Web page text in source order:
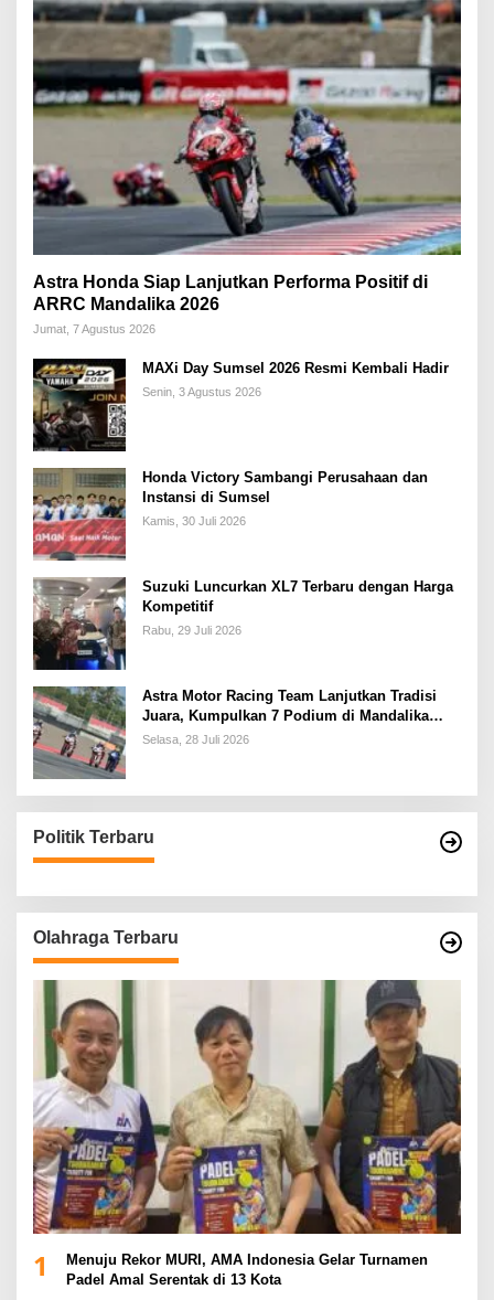
Astra Honda Siap Lanjutkan Performa Positif di
ARRC Mandalika 2026
Jumat, 7 Agustus 2026
MAXi Day Sumsel 2026 Resmi Kembali Hadir
Senin, 3 Agustus 2026
Honda Victory Sambangi Perusahaan dan
Instansi di Sumsel
Kamis, 30 Juli 2026
Suzuki Luncurkan XL7 Terbaru dengan Harga
Kompetitif
Rabu, 29 Juli 2026
Astra Motor Racing Team Lanjutkan Tradisi
Juara, Kumpulkan 7 Podium di Mandalika
Racing Series Putaran ke 3
Selasa, 28 Juli 2026
Politik Terbaru
Olahraga Terbaru
1
Menuju Rekor MURI, AMA Indonesia Gelar Turnamen
Padel Amal Serentak di 13 Kota